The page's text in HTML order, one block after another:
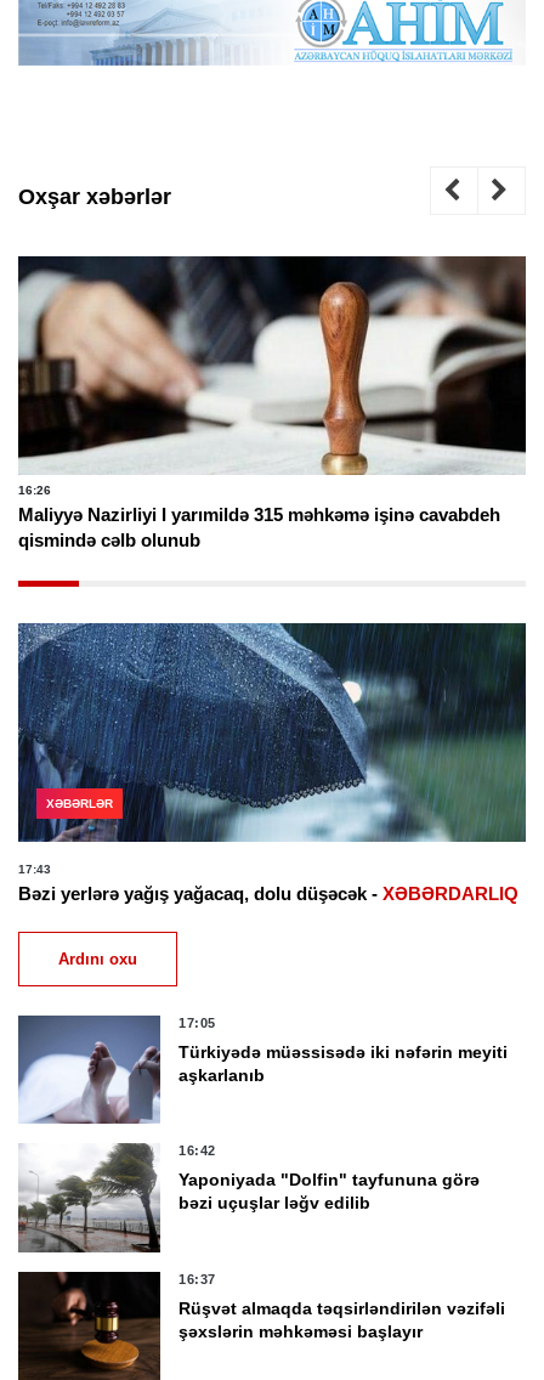
Oxşar xəbərlər
16:26
Maliyyə Nazirliyi I yarımildə 315 məhkəmə işinə cavabdeh
qismində cəlb olunub
XƏBƏRLƏR
17:43
Bəzi yerlərə yağış yağacaq, dolu düşəcək - XƏBƏRDARLIQ
Ardını oxu
17:05
Türkiyədə müəssisədə iki nəfərin meyiti
aşkarlanıb
16:42
Yaponiyada "Dolfin" tayfununa görə
bəzi uçuşlar ləğv edilib
16:37
Rüşvət almaqda təqsirləndirilən vəzifəli
şəxslərin məhkəməsi başlayır